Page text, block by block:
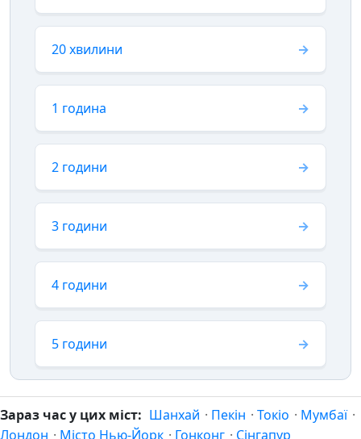
20 хвилини
1 година
2 години
3 години
4 години
5 години
Зараз час у цих міст: Шанхай · Пекін · Токіо · Мумбаї ·
Лондон · Місто Нью-Йорк · Гонконг · Сінгапур